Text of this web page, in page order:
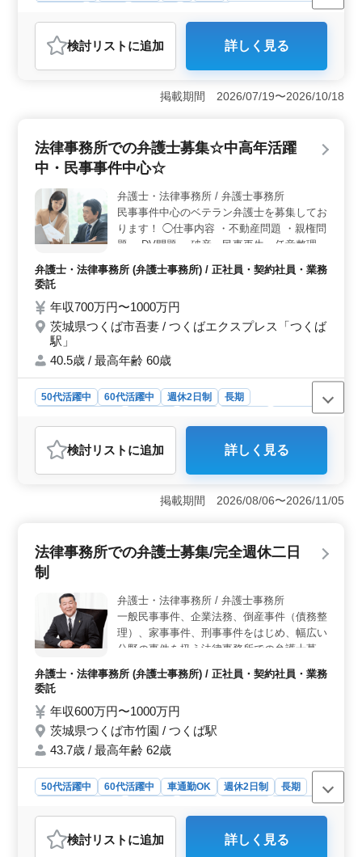
おすすめポイント
＜中高年が活躍中の弁護士募集＞ つくば市で、駅から
徒歩5分の事務所での弁護士業務を募集しています。民事
事件を中心とした業務で、破産や賃貸、交通事故など幅
務内容＞ 破産や民事再生、任意整理などの個人の法的
手続きや、交通事故、賃貸問題、債権回収など様々な民
産管理といった問題にも対応しています。 ＜働きや
すい環境と待遇＞ 週休2日制で、駅からの通勤も便利な
立地です。福利厚生も充実しており、社会保険完備や弁
護士費用の事務所負担など、安心して働ける環境が整っ
あなたの力を発揮しませんか。
検討リスト に追加 詳しく見る
掲載期間 2026/07/19〜2026/10/18
法律事務所での弁護士募集☆中高年活躍
中・民事事件中心☆
弁護士・法律事務所 / 弁護士事務所
民事事件中心のベテラン弁護士を募集してお
ります！ ◯仕事内容 ・不動産問題 ・親権問
題 ・DV問題 ・破産、民事再生、任意整理
等 ◯備考 ・50歳以上新規採用実績あり ・未
経験分野挑戦できます 弁護士経験ある方ぜ
らお気軽にご応募下さい！
弁護士・法律事務所 (弁護士事務所) / 正社員・契約社員・業務
委託
年収700万円〜1000万円
茨城県つくば市吾妻 / つくばエクスプレス「つくば
駅」
40.5歳 / 最高年齢 60歳
50代活躍中 60代活躍中 週休2日制
長期
業務委託
おすすめポイント
＜中高年のステップアップ＞ 当事務所は中高年の経験
者を重用し、50代以上の新規採用実績があります。未経
験の分野へのチャレンジも奨励され、経験豊富な仲間た
充実の業務内容＞ 不動産、親権、DV、破産、民事再
生、任意整理など様々な案件に携わります。経験豊富な
を存分に発揮できます。 ＜働きやすい環境＞ 週休2
日制、残業なし・少なめでプライベートとの両立がしや
すい環境です。社会保険完備、通勤手当、個人受任可
能、弁護士費用事務所負担可など、福利厚生も充実して
検討リスト に追加 詳しく見る
掲載期間 2026/08/06〜2026/11/05
法律事務所での弁護士募集/完全週休二日
制
弁護士・法律事務所 / 弁護士事務所
一般民事事件、企業法務、倒産事件（債務整
理）、家事事件、刑事事件をはじめ、幅広い
分野の事件を扱う法律事務所での弁護士募集
です！ 主な仕事内容 ・一般民事事件 ・家事
事件 ・企業法務 ・刑事事件 現在50歳以上も
での経験を活かして頂ける方のご応募お待ち
しております。
弁護士・法律事務所 (弁護士事務所) / 正社員・契約社員・業務
委託
年収600万円〜1000万円
茨城県つくば市竹園 / つくば駅
43.7歳 / 最高年齢 62歳
50代活躍中 60代活躍中 車通勤OK 週休2日制
長期
業務委託
おすすめポイント
検討リスト に追加 詳しく見る